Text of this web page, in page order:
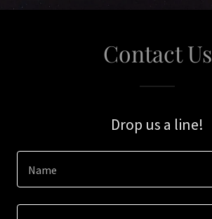
Contact Us
Drop us a line!
Name